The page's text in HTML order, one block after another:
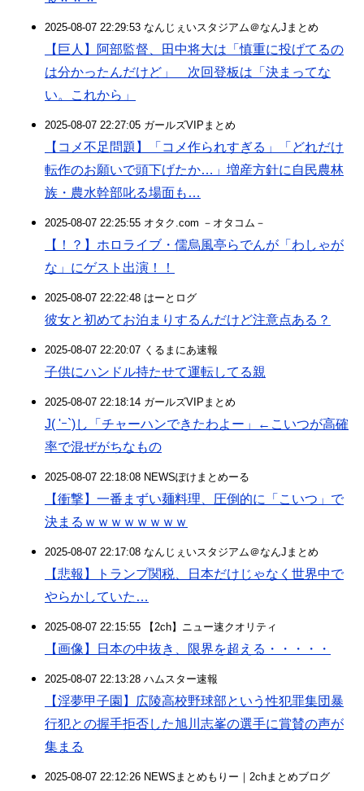
2025-08-07 22:29:53 なんじぇいスタジアム＠なんJまとめ
【巨人】阿部監督、田中将大は「慎重に投げてるの
は分かったんだけど」 次回登板は「決まってな
い。これから」
2025-08-07 22:27:05 ガールズVIPまとめ
【コメ不足問題】「コメ作られすぎる」「どれだけ
転作のお願いで頭下げたか…」増産方針に自民農林
族・農水幹部叱る場面も…
2025-08-07 22:25:55 オタク.com －オタコム－
【！？】ホロライブ・儒烏風亭らでんが「わしゃが
な」にゲスト出演！！
2025-08-07 22:22:48 はーとログ
彼女と初めてお泊まりするんだけど注意点ある？
2025-08-07 22:20:07 くるまにあ速報
子供にハンドル持たせて運転してる親
2025-08-07 22:18:14 ガールズVIPまとめ
J( 'ｰ`)し「チャーハンできたわよー」←こいつが高確
率で混ぜがちなもの
2025-08-07 22:18:08 NEWSぽけまとめーる
【衝撃】一番まずい麺料理、圧倒的に「こいつ」で
決まるｗｗｗｗｗｗｗｗ
2025-08-07 22:17:08 なんじぇいスタジアム＠なんJまとめ
【悲報】トランプ関税、日本だけじゃなく世界中で
やらかしていた…
2025-08-07 22:15:55 【2ch】ニュー速クオリティ
【画像】日本の中抜き、限界を超える・・・・・
2025-08-07 22:13:28 ハムスター速報
【淫夢甲子園】広陵高校野球部という性犯罪集団暴
行犯との握手拒否した旭川志峯の選手に賞賛の声が
集まる
2025-08-07 22:12:26 NEWSまとめもりー｜2chまとめブログ